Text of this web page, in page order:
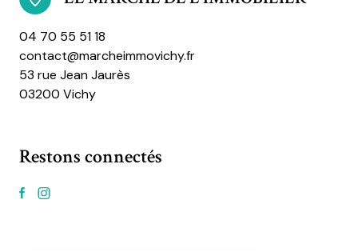
04 70 55 51 18
contact@marcheimmovichy.fr
53 rue Jean Jaurès
03200 Vichy
Restons connectés